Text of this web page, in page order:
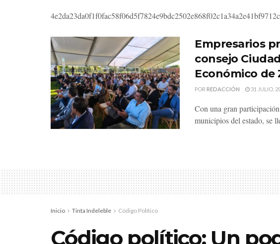
Empresarios
consejo
Económico de
POR REDACCIÓN 31 JULIO,
Con una gran
municipios del estado, se
Inicio Tinta Indeleble Código Político
Código político: Un